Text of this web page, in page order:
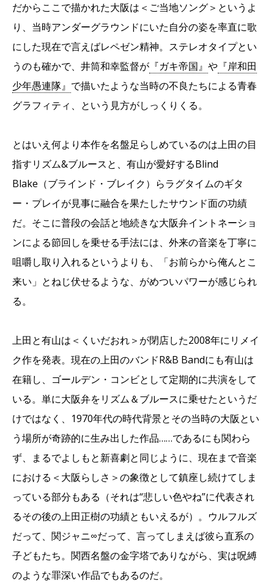
だからここで描かれた大阪は＜ご当地ソング＞というよ
り、当時アンダーグラウンドにいた自分の姿を率直に歌
にした現在で言えばレペゼン精神。ステレオタイプとい
うのも確かで、井筒和幸監督が 『ガキ帝国』 や 『岸和田
少年愚連隊』 で描いたような当時の不良たちによる青春
グラフィティ、という見方がしっくりくる。
とはいえ何より本作を名盤足らしめているのは上田の目
指すリズム&ブルースと、有山が愛好するBlind
Blake（ブラインド・ブレイク）らラグタイムのギタ
ー・プレイが見事に融合を果たしたサウンド面の功績
だ。そこに普段の会話と地続きな大阪弁イントネーショ
ンによる節回しを乗せる手法には、外来の音楽を丁寧に
咀嚼し取り入れるというよりも、「お前らから俺んとこ
来い」とねじ伏せるような、がめついパワーが感じられ
る。
上田と有山は＜くいだおれ＞が閉店した2008年にリメイ
ク作を発表。現在の上田のバンドR&B Bandにも有山は
在籍し、ゴールデン・コンビとして定期的に共演をして
いる。単に大阪弁をリズム＆ブルースに乗せたというだ
けではなく、1970年代の時代背景とその当時の大阪とい
う場所が奇跡的に生み出した作品……であるにも関わら
ず、まるでよしもと新喜劇と同じように、現在まで音楽
における＜大阪らしさ＞の象徴として鎮座し続けてしま
っている部分もある（それは“悲しい色やね”に代表され
るその後の上田正樹の功績ともいえるが）。ウルフルズ
だって、関ジャニ∞だって、言ってしまえば彼ら直系の
子どもたち。関西名盤の金字塔でありながら、実は呪縛
のような罪深い作品でもあるのだ。